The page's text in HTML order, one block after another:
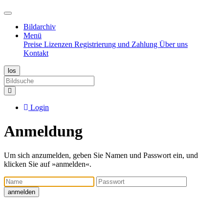
Bildarchiv
Menü
Preise Lizenzen Registrierung und Zahlung Über uns
Kontakt
Login
Anmeldung
Um sich anzumelden, geben Sie Namen und Passwort ein, und
klicken Sie auf »anmelden«.
Name
Passwort
anmelden